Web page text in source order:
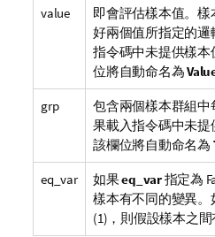
value 即會評估樣本值。
好兩個值所指定的
指令碼中未提供樣
位將自動命名為
grp
包含兩個樣本群組
果載入指令碼中未
該欄位將自動命名為
eq_var 如果eq_var指定為
樣本有不同的變異。
(1)，則假設樣本之間